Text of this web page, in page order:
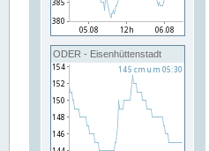
ODER - Eisenhüttenstadt